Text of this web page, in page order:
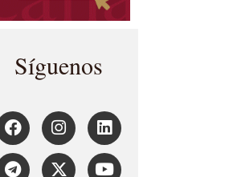
Síguenos